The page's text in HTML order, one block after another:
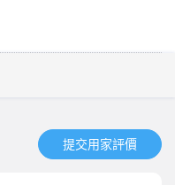
提交用家評價​